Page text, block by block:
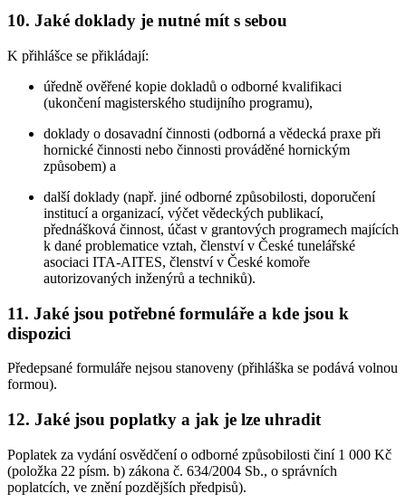
10. Jaké doklady je nutné mít s sebou
K přihlášce se přikládají:
úředně ověřené kopie dokladů o odborné kvalifikaci
(ukončení magisterského studijního programu),
doklady o dosavadní činnosti (odborná a vědecká praxe při
hornické činnosti nebo činnosti prováděné hornickým
způsobem) a
další doklady (např. jiné odborné způsobilosti, doporučení
institucí a organizací, výčet vědeckých publikací,
přednášková činnost, účast v grantových programech majících
k dané problematice vztah, členství v České tunelářské
asociaci ITA-AITES, členství v České komoře
autorizovaných inženýrů a techniků).
11. Jaké jsou potřebné formuláře a kde jsou k
dispozici
Předepsané formuláře nejsou stanoveny (přihláška se podává volnou
formou).
12. Jaké jsou poplatky a jak je lze uhradit
Poplatek za vydání osvědčení o odborné způsobilosti činí 1 000 Kč
(položka 22 písm. b) zákona č. 634/2004 Sb., o správních
poplatcích, ve znění pozdějších předpisů).